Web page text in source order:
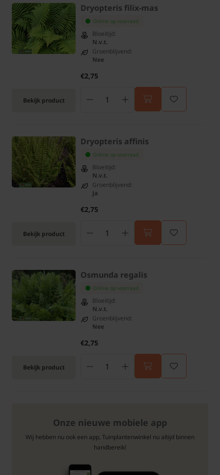
Bekijk product
Dryopteris filix-mas
Online op voorraad
Bloeitijd:
N.v.t.
Groenblijvend:
Nee
€2,75
Bekijk product
Dryopteris affinis
Online op voorraad
Bloeitijd:
N.v.t.
Groenblijvend:
Ja
€2,75
Bekijk product
Osmunda regalis
Online op voorraad
Bloeitijd:
N.v.t.
Groenblijvend:
Nee
€2,75
Onze nieuwe mobiele app
Wij hebben nu ook een app, Tuinplantenwinkel nu altijd binnen
handbereik!